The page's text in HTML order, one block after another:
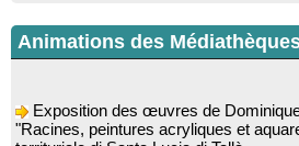
Animations des
"Racines, peintures acryliques et
territuriale di Santa Lucia di Tallà